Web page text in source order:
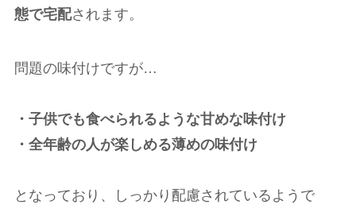
態で宅配されます。
問題の味付けですが…
・子供でも食べられるような甘めな味付け
・全年齢の人が楽しめる薄めの味付け
となっており、しっかり配慮されているようで